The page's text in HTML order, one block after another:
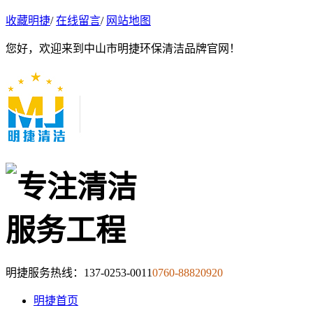
收藏明捷/在线留言/ 网站地图
您好，欢迎来到中山市明捷环保清洁品牌官网！
明捷服务热线： 137-0253-00110760-88820920
明捷首页